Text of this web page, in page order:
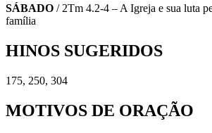
SÁBADO / 2Tm 4.2-4 – A Igreja e sua luta
família
HINOS SUGERIDOS
175, 250, 304
MOTIVOS DE ORAÇÃO